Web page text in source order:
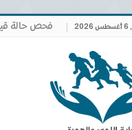
فحص حالة